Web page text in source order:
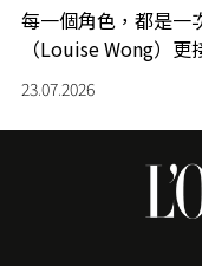
每一個角色，都是一
（Louise Wong）更
23.07.2026